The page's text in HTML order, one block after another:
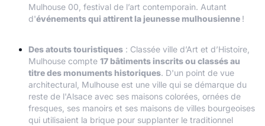
Mulhouse 00, festival de l’art contemporain. Autant
d'événements qui attirent la jeunesse mulhousienne !
Des atouts touristiques : Classée ville d’Art et d’Histoire,
Mulhouse compte 17 bâtiments inscrits ou classés au
titre des monuments historiques. D'un point de vue
architectural, Mulhouse est une ville qui se démarque du
reste de l'Alsace avec ses maisons colorées, ornées de
fresques, ses manoirs et ses maisons de villes bourgeoises
qui utilisaient la brique pour supplanter le traditionnel